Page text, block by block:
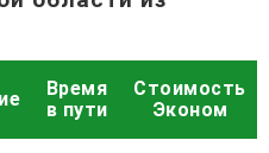
Время
в пути
Стоимость
Эконом